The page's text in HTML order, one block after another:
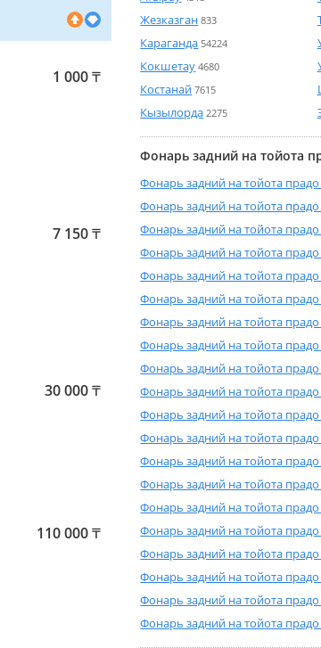
1 000₸
7 150₸
30 000₸
110 000₸
Жезказган 833
Караганда 54224
Кокшетау 4680
Костанай 7615
Кызылорда 2275
Фонарь задний на тойота
Фонарь задний на тойота прадо
Фонарь задний на тойота
Фонарь задний на тойота
Фонарь задний на тойота прадо
Фонарь задний на тойота
Фонарь задний на тойота
Фонарь задний на тойота прадо
Фонарь задний на тойота прадо
Фонарь задний на тойота
Фонарь задний на тойота прадо
Фонарь задний на тойота
Фонарь задний на тойота
Фонарь задний на тойота
Фонарь задний на тойота
Фонарь задний на тойота
Фонарь задний на тойота прадо
Фонарь задний на тойота
Фонарь задний на тойота
Фонарь задний на тойота
Фонарь задний на тойота прадо